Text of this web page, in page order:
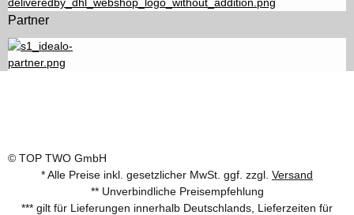
Partner
© TOP TWO GmbH
* Alle Preise inkl. gesetzlicher MwSt. ggf. zzgl. Versand
** Unverbindliche Preisempfehlung
*** gilt für Lieferungen innerhalb Deutschlands, Lieferzeiten für